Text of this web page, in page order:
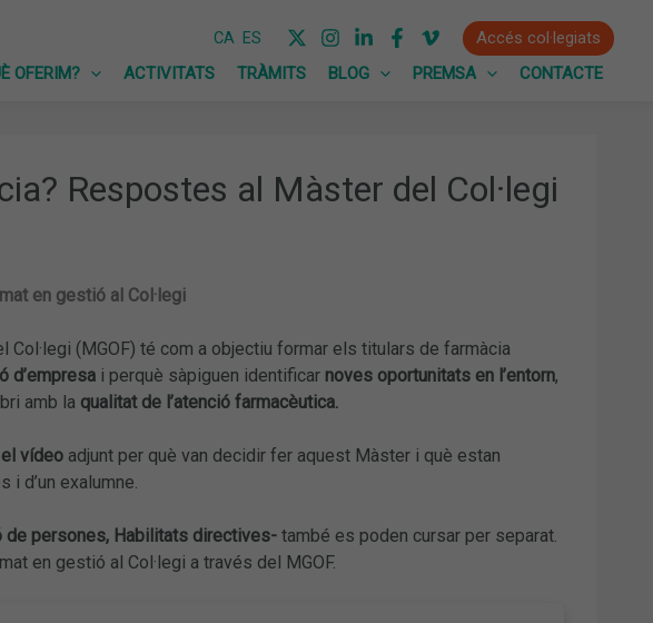
CA ES
Accés col·legiats
OFERIM? ACTIVITATS TRÀMITS BLOG PREMSA CONTACTE
Respostes al Màster del Col·legi
en gestió al Col·legi
Col·legi (MGOF) té com a objectiu formar els titulars de farmàcia
d’empresai perquè sàpiguen identificar noves oportunitats en l’entorn,
amb la qualitat de l’atenció farmacèutica.
vídeoadjunt per què van decidir fer aquest Màster i què estan
i d’un exalumne.
de persones, Habilitats directives- també es poden cursar per separat.
en gestió al Col·legi a través del MGOF.